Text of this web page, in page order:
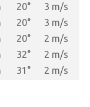
20°
3 m/s
20°
3 m/s
20°
2 m/s
32°
2 m/s
31° 2 m/s